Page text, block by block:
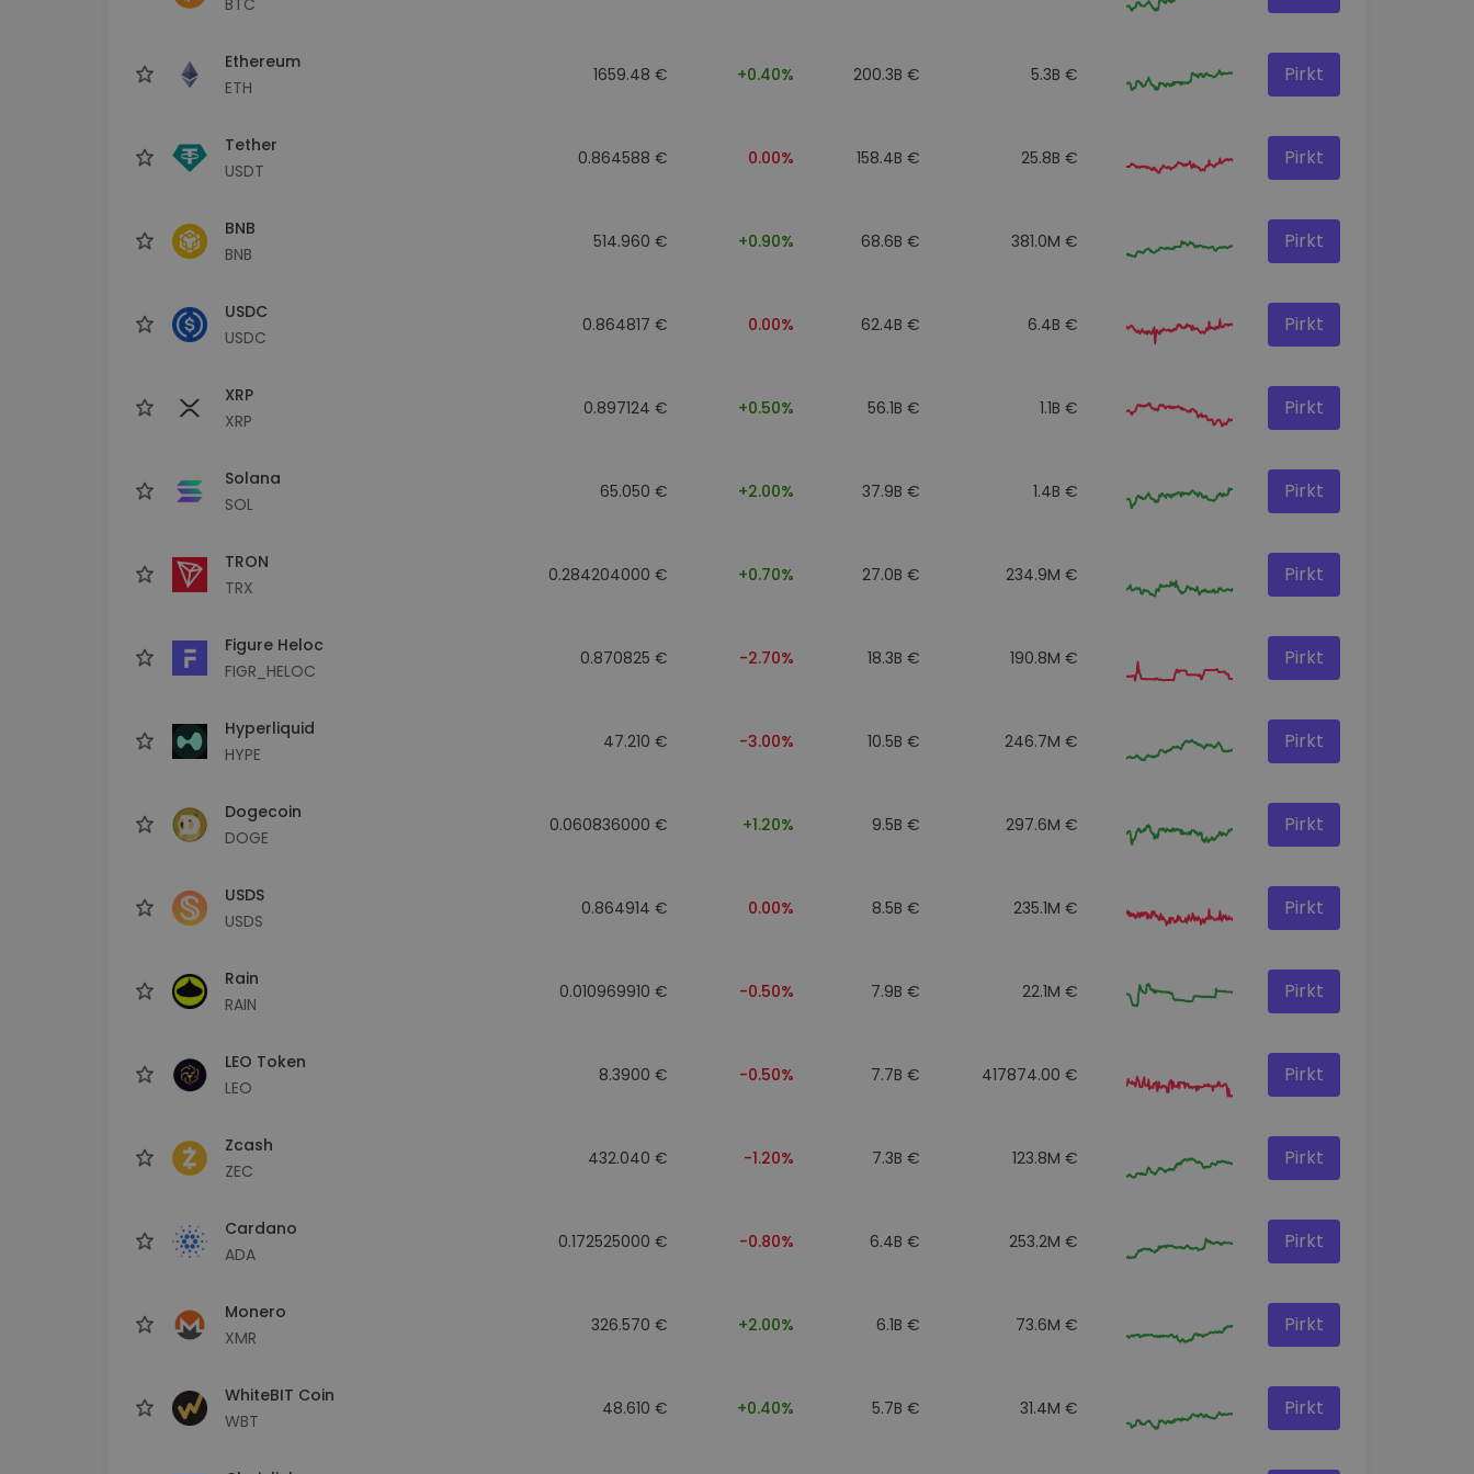
Ethereum
ETH
1659.48 € +0.40% 200.3B € 5.3B € Pirkt
Tether
USDT
0.864588 € 0.00% 158.4B € 25.8B € Pirkt
BNB
BNB
514.960 € +0.90% 68.6B € 381.0M € Pirkt
USDC
USDC
0.864817 € 0.00% 62.4B € 6.4B € Pirkt
XRP
XRP
0.897124 € +0.50% 56.1B € 1.1B € Pirkt
Solana
SOL
65.050 € +2.00% 37.9B € 1.4B € Pirkt
TRON
TRX
0.284204000 € +0.70% 27.0B € 234.9M € Pirkt
Figure Heloc
FIGR_HELOC
0.870825 € -2.70% 18.3B € 190.8M € Pirkt
Hyperliquid
HYPE
47.210 € -3.00% 10.5B € 246.7M € Pirkt
Dogecoin
DOGE
0.060836000 € +1.20% 9.5B € 297.6M € Pirkt
USDS
USDS
0.864914 € 0.00% 8.5B € 235.1M € Pirkt
Rain
RAIN
0.010969910 € -0.50% 7.9B € 22.1M € Pirkt
LEO Token
LEO
8.3900 € -0.50% 7.7B € 417874.00 € Pirkt
Zcash
ZEC
432.040 € -1.20% 7.3B € 123.8M € Pirkt
Cardano
ADA
0.172525000 € -0.80% 6.4B € 253.2M € Pirkt
Monero
XMR
326.570 € +2.00% 6.1B € 73.6M € Pirkt
WhiteBIT Coin
WBT
48.610 € +0.40% 5.7B € 31.4M € Pirkt